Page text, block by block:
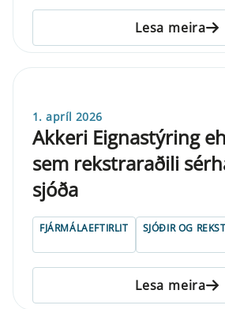
Lesa meira
1. apríl 2026
Akkeri Eignastýring
sem rekstraraðili
sjóða
FJÁRMÁLAEFTIRLIT SJÓÐIR OG
Lesa meira